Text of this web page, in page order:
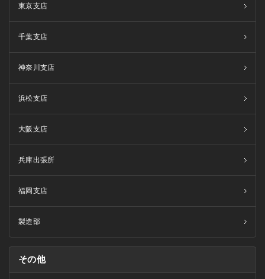
東京支店
千葉支店
神奈川支店
浜松支店
大阪支店
兵庫出張所
福岡支店
製造部
その他